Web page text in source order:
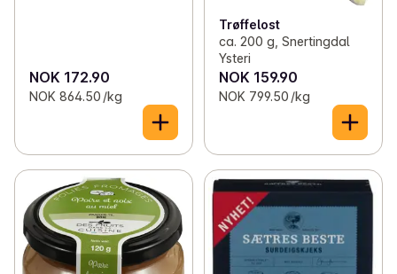
NOK 172.90
NOK 864.50 /kg
Trøffelost
ca. 200 g, Snertingdal
Ysteri
NOK 159.90
NOK 799.50 /kg